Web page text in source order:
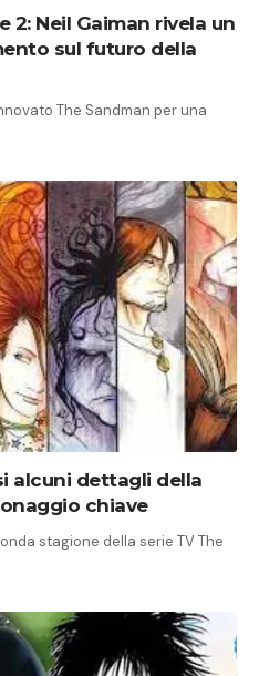
2: Neil Gaiman rivela un
sul futuro della
The Sandman per una
alcuni dettagli della
chiave
stagione della serie TV The